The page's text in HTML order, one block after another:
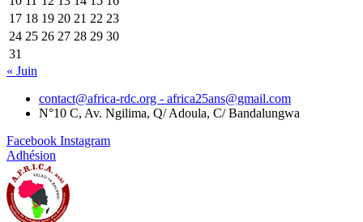
17 18 19 20 21 22 23
24 25 26 27 28 29 30
31
« Juin
contact@africa-rdc.org - africa25ans@gmail.com
N°10 C, Av. Ngilima, Q/ Adoula, C/ Bandalungwa
Facebook Instagram
Adhésion